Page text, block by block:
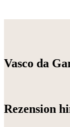
Vasco da
Rezension